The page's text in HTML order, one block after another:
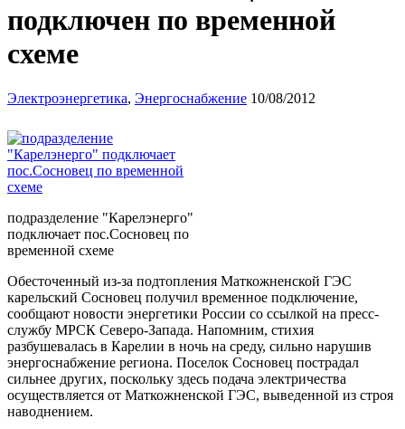
подключен по временной
схеме
Электроэнергетика, Энергоснабжение 10/08/2012
подразделение "Карелэнерго"
подключает пос.Сосновец по
временной схеме
Обесточенный из-за подтопления Маткожненской ГЭС
карельский Сосновец получил временное подключение,
сообщают новости энергетики России со ссылкой на пресс-
службу МРСК Северо-Запада. Напомним, стихия
разбушевалась в Карелии в ночь на среду, сильно нарушив
энергоснабжение региона. Поселок Сосновец пострадал
сильнее других, поскольку здесь подача электричества
осуществляется от Маткожненской ГЭС, выведенной из строя
наводнением.